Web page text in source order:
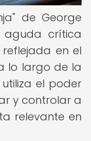
de George
aguda crítica
en el
lo largo de la
el poder
y controlar a
relevante en